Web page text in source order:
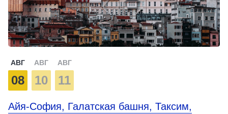
АВГ
08
АВГ
10
АВГ
11
Айя-София, Галатская башня, Таксим,